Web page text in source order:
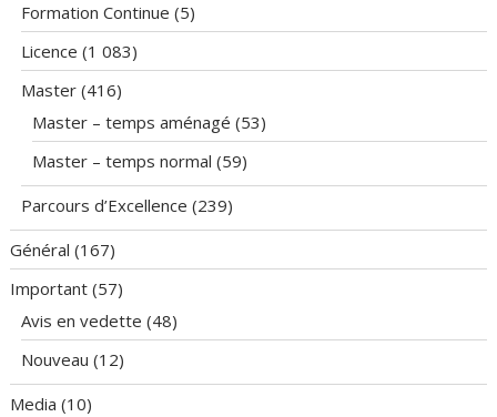
Formation Continue (5)
Licence (1 083)
Master (416)
Master – temps aménagé (53)
Master – temps normal (59)
Parcours d’Excellence (239)
Général (167)
Important (57)
Avis en vedette (48)
Nouveau (12)
Media (10)